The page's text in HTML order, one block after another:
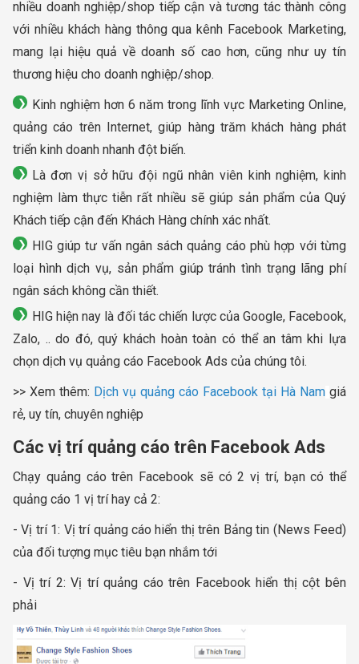
nhiều doanh nghiệp/shop tiếp cận và tương tác thành công
với nhiều khách hàng thông qua kênh Facebook Marketing,
mang lại hiệu quả về doanh số cao hơn, cũng như uy tín
thương hiệu cho doanh nghiệp/shop.
Kinh nghiệm hơn 6 năm trong lĩnh vực Marketing Online,
quảng cáo trên Internet, giúp hàng trăm khách hàng phát
triển kinh doanh nhanh đột biến.
Là đơn vị sở hữu đội ngũ nhân viên kinh nghiệm, kinh
nghiệm làm thực tiễn rất nhiều sẽ giúp sản phẩm của Quý
Khách tiếp cận đến Khách Hàng chính xác nhất.
HIG giúp tư vấn ngân sách quảng cáo phù hợp với từng
loại hình dịch vụ, sản phẩm giúp tránh tình trạng lãng phí
ngân sách không cần thiết.
HIG hiện nay là đối tác chiến lược của Google, Facebook,
Zalo, .. do đó, quý khách hoàn toàn có thể an tâm khi lựa
chọn dịch vụ quảng cáo Facebook Ads của chúng tôi.
>> Xem thêm: Dịch vụ quảng cáo Facebook tại Hà Nam giá
rẻ, uy tín, chuyên nghiệp
Các vị trí quảng cáo trên Facebook Ads
Chạy quảng cáo trên Facebook sẽ có 2 vị trí, bạn có thể
quảng cáo 1 vị trí hay cả 2:
- Vị trí 1: Vị trí quảng cáo hiển thị trên Bảng tin (News Feed)
của đối tượng mục tiêu bạn nhắm tới
- Vị trí 2: Vị trí quảng cáo trên Facebook hiển thị cột bên
phải